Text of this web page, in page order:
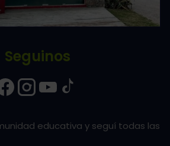
Seguinos
educativa y seguí todas las